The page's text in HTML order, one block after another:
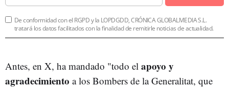
De conformidad con el RGPD y la LOPDGDD, CRÓNICA GLOBALMEDIA S.L.
tratará los datos facilitados con la finalidad de remitirle noticias de actualidad.
Antes, en X, ha mandado "todo el apoyo y
agradecimiento a los Bombers de la Generalitat, que